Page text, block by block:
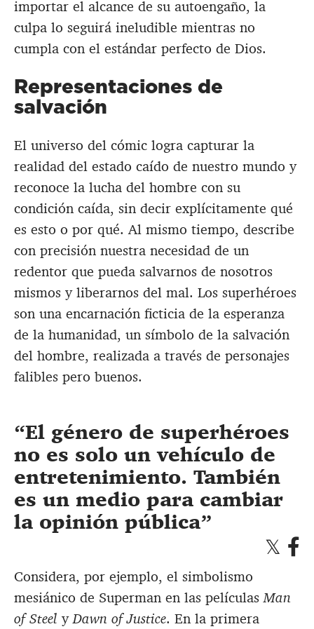
importar el alcance de su autoengaño, la
culpa lo seguirá ineludible mientras no
cumpla con el estándar perfecto de Dios.
Representaciones de
salvación
El universo del cómic logra capturar la
realidad del estado caído de nuestro mundo y
reconoce la lucha del hombre con su
condición caída, sin decir explícitamente qué
es esto o por qué. Al mismo tiempo, describe
con precisión nuestra necesidad de un
redentor que pueda salvarnos de nosotros
mismos y liberarnos del mal. Los superhéroes
son una encarnación ficticia de la esperanza
de la humanidad, un símbolo de la salvación
del hombre, realizada a través de personajes
falibles pero buenos.
El género de superhéroes
no es solo un vehículo de
entretenimiento. También
es un medio para cambiar
la opinión pública
Considera, por ejemplo, el simbolismo
mesiánico de Superman en las películasMan
of Steel yDawn of Justice. En la primera